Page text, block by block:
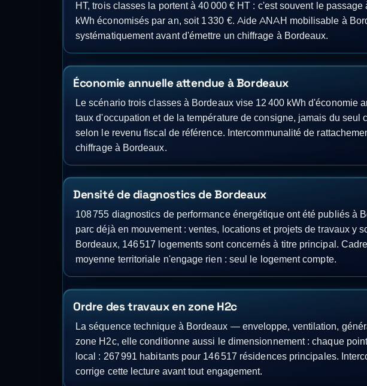
HT, trois classes la portent à 40 000 € HT : c'est souvent le
kWh économisés par an, soit 1 330 €. Aide ANAH mobilisable à
systématiquement avant d'émettre un chiffrage à Bordeaux.
Économie annuelle attendue à Bordeaux
Le scénario trois classes à Bordeaux vise 12 400 kWh d'économie
taux d'occupation et de la température de consigne, jamais du
selon le revenu fiscal de référence. Intercommunalité de
chiffrage à Bordeaux.
Densité de diagnostics de Bordeaux
108 755 diagnostics de performance énergétique ont été publiés
parc déjà en mouvement : ventes, locations et projets de travaux y
Bordeaux, 146 517 logements sont concernés à titre principal.
moyenne territoriale n'engage rien : seul le logement compte.
Ordre des travaux en zone H2c
La séquence technique à Bordeaux — enveloppe, ventilation,
zone H2c, elle conditionne aussi le dimensionnement : chaque
local : 267 991 habitants pour 146 517 résidences principales.
corrige cette lecture avant tout engagement.